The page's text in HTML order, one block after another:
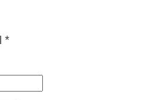
*Bắt